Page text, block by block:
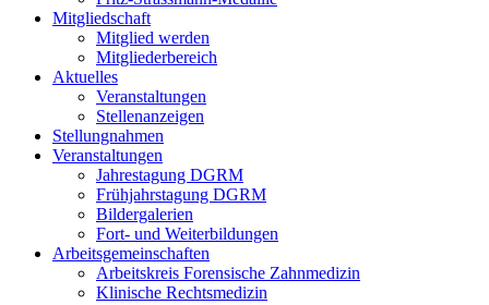
Mitgliedschaft
Mitglied werden
Mitgliederbereich
Aktuelles
Veranstaltungen
Stellenanzeigen
Stellungnahmen
Veranstaltungen
Jahrestagung DGRM
Frühjahrstagung DGRM
Bildergalerien
Fort- und Weiterbildungen
Arbeitsgemeinschaften
Arbeitskreis Forensische Zahnmedizin
Klinische Rechtsmedizin